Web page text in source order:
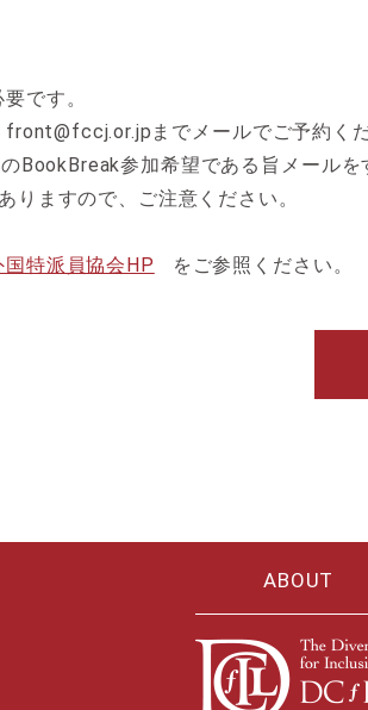
です。
までメールでご予約くだ
BookBreak参加希望である旨メール
りますので、ご注意ください。
国特派員協会HP をご参照ください。
ABOUT